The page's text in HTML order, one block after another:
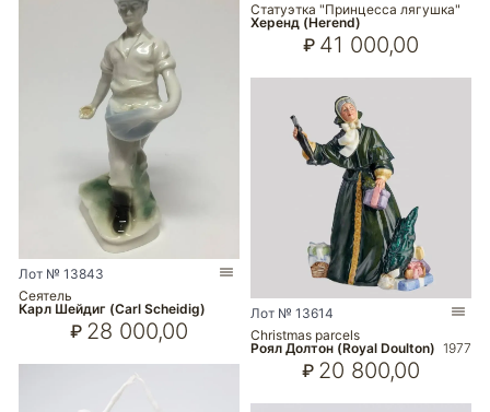
Лот № 13843
Сеятель
Карл Шейдиг (Carl Scheidig)
₽ 28 000,00
Статуэтка "Принцесса лягушка"
Херенд (Herend)
₽ 41 000,00
Лот № 13614
Christmas parcels
Роял Долтон (Royal Doulton) 1977
₽ 20 800,00